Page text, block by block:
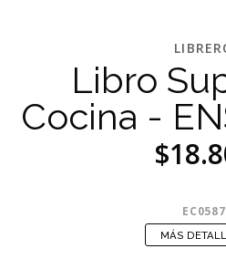
Libro
Cocina -
EC0587
MÁS